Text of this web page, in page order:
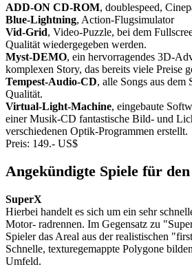
ADD-ON CD-ROM, doublespeed,
Blue-Lightning, Action-Flugsimulator
Vid-Grid, Video-Puzzle, bei dem
Qualität wiedergegeben werden.
Myst-DEMO, ein hervorragendes 3D-
komplexen Story, das bereits viele Preise
Tempest-Audio-CD, alle Songs aus
Qualität.
Virtual-Light-Machine, eingebaute
einer Musik-CD fantastische Bild- und
verschiedenen Optik-Programmen erstellt.
Preis: 149.- US$
Angekündigte Spiele für
SuperX
Hierbei handelt es sich um ein sehr
Motor- radrennen. Im Gegensatz zu
Spieler das Areal aus der realistischen
Schnelle, texturegemappte Polygone
Umfeld.